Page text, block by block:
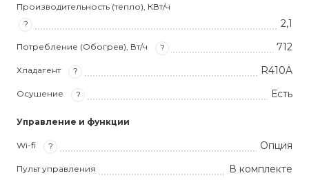
Производительность (тепло), КВт/ч
?
2,1
Потребление (Обогрев), Вт/ч ? 712
Хладагент ? R410A
Осушение ? Есть
Управление и функции
Wi-fi ? Опция
Пульт управления В комплекте